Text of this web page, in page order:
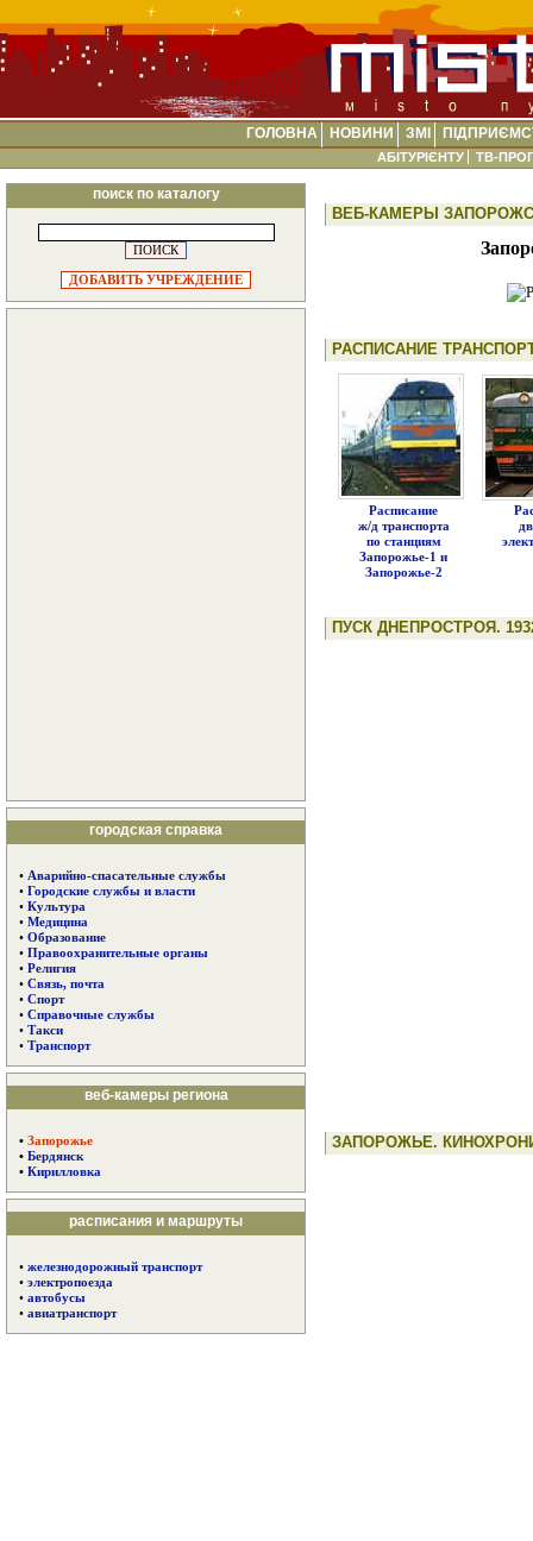
ГОЛОВНА НОВИНИ ЗМІ
АБІТУРІЄНТУ ТВ-
поиск по каталогу
ДОБАВИТЬ УЧРЕЖДЕНИЕ
городская справка
• Аварийно-спасательные службы
• Городские службы и власти
• Культура
• Медицина
• Образование
• Правоохранительные органы
• Религия
• Связь, почта
• Спорт
• Справочные службы
• Такси
• Транспорт
веб-камеры региона
• Запорожье
• Бердянск
• Кирилловка
расписания и маршруты
• железнодорожный транспорт
• электропоезда
• автобусы
• авиатранспорт
ВЕБ-КАМЕРЫ
РАСПИСАНИЕ
Расписание
ж/д транспорта
по станциям
Запорожье-1 и
Запорожье-2
ПУСК ДНЕПРОСТРОЯ.
ЗАПОРОЖЬЕ.